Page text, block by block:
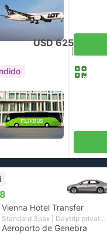
USD 625
Vienna Hotel Transfer
Standard 3pax | Daytrip private transfer with English speaking driver
Aeroporto de Genebra